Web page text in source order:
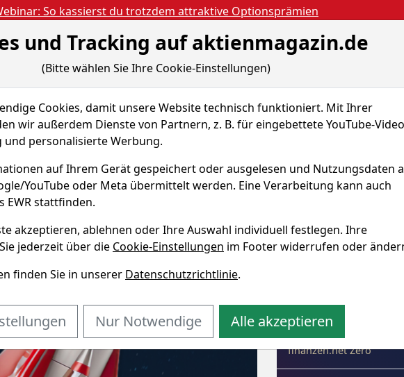
So kassierst du trotzdem attraktive Optionsprämien
Nachrichten Magazine Aktien- und Artikelsuche öffnen
Gratis Account Bestellen
Blog Präsentation zum Tenbagger-Webinar vom 2. Juni 20...
PREMIUM
zum
vom 2.
&
von
Kooperation
wirbelt die
gebührenfreien
Handel von
finanzen.net Zero
in
und Tracking auf aktienmagazin.de
(Bitte wählen Sie Ihre Cookie-Einstellungen)
Cookies, damit unsere Website technisch funktioniert. Mit Ihrer
wir außerdem Dienste von Partnern, z. B. für eingebettete YouTube-
und personalisierte Werbung.
auf Ihrem Gerät gespeichert oder ausgelesen und Nutzungsdaten
YouTube oder Meta übermittelt werden. Eine Verarbeitung kann auch
EWR stattfinden.
akzeptieren, ablehnen oder Ihre Auswahl individuell festlegen. Ihre
jederzeit über die Cookie-Einstellungen im Footer widerrufen oder
finden Sie in unserer Datenschutzrichtlinie.
Nur Notwendige Alle akzeptieren